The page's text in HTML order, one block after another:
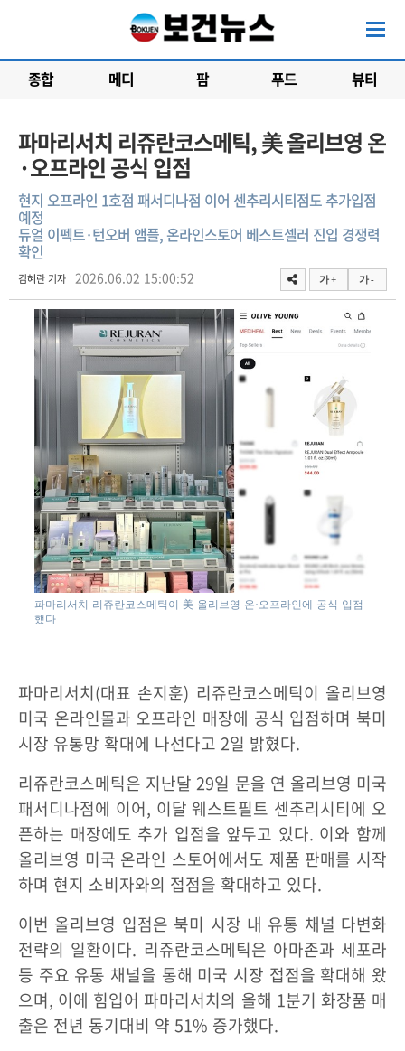
종합 메디 팜 푸드 뷰티
파마리서치 리쥬란코스메틱, 美 올리브영 온
·오프라인 공식 입점
현지 오프라인 1호점 패서디나점 이어 센추리시티점도 추가입점
예정
듀얼 이펙트·턴오버 앰플, 온라인스토어 베스트셀러 진입 경쟁력
확인
김혜란 기자 2026.06.02 15:00:52 가 + 가 -
파마리서치 리쥬란코스메틱이 美 올리브영 온·오프라인에 공식 입점
했다
파마리서치(대표 손지훈) 리쥬란코스메틱이 올리브영
미국 온라인몰과 오프라인 매장에 공식 입점하며 북미
시장 유통망 확대에 나선다고 2일 밝혔다.
리쥬란코스메틱은 지난달 29일 문을 연 올리브영 미국
패서디나점에 이어, 이달 웨스트필트 센추리시티에 오
픈하는 매장에도 추가 입점을 앞두고 있다. 이와 함께
올리브영 미국 온라인 스토어에서도 제품 판매를 시작
하며 현지 소비자와의 접점을 확대하고 있다.
이번 올리브영 입점은 북미 시장 내 유통 채널 다변화
전략의 일환이다. 리쥬란코스메틱은 아마존과 세포라
등 주요 유통 채널을 통해 미국 시장 접점을 확대해 왔
으며, 이에 힘입어 파마리서치의 올해 1분기 화장품 매
출은 전년 동기대비 약 51% 증가했다.